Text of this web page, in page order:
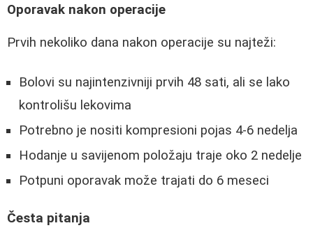
Oporavak nakon operacije
Prvih nekoliko dana nakon operacije su najteži:
Bolovi su najintenzivniji prvih 48 sati, ali se lako
kontrolišu lekovima
Potrebno je nositi kompresioni pojas 4-6 nedelja
Hodanje u savijenom položaju traje oko 2 nedelje
Potpuni oporavak može trajati do 6 meseci
Česta pitanja